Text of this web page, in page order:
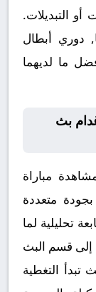
أو التبديلات.
دوري أبطال
ما لديهما
بث
مباراة
متعددة
تحليلية لما
إلى قسم البث
تبدأ التغطية